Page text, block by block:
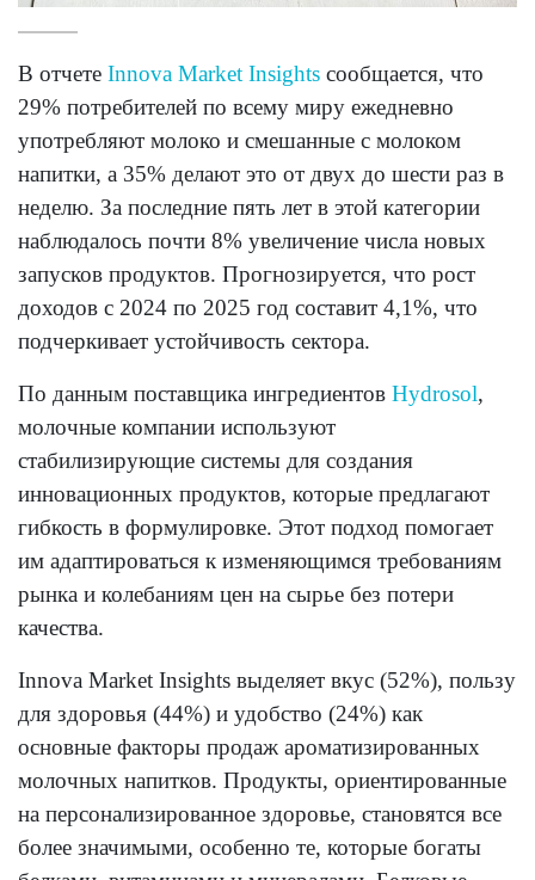
В отчете Innova Market Insights сообщается, что
29% потребителей по всему миру ежедневно
употребляют молоко и смешанные с молоком
напитки, а 35% делают это от двух до шести раз в
неделю. За последние пять лет в этой категории
наблюдалось почти 8% увеличение числа новых
запусков продуктов. Прогнозируется, что рост
доходов с 2024 по 2025 год составит 4,1%, что
подчеркивает устойчивость сектора.
По данным поставщика ингредиентов Hydrosol,
молочные компании используют
стабилизирующие системы для создания
инновационных продуктов, которые предлагают
гибкость в формулировке. Этот подход помогает
им адаптироваться к изменяющимся требованиям
рынка и колебаниям цен на сырье без потери
качества.
Innova Market Insights выделяет вкус (52%), пользу
для здоровья (44%) и удобство (24%) как
основные факторы продаж ароматизированных
молочных напитков. Продукты, ориентированные
на персонализированное здоровье, становятся все
более значимыми, особенно те, которые богаты